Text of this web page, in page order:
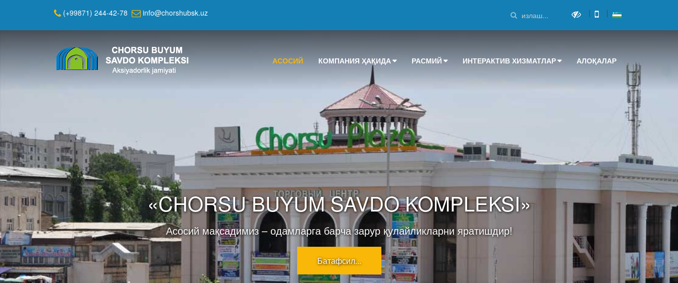
(+99871) 244-42-78 info@chorshubsk.uz | |
АСОСИЙ КОМПАНИЯ ҲАҚИДА РАСМИЙ ИНТЕРАКТИВ ХИЗМАТЛАР АЛОҚАЛАР
«CHORSU BUYUM SAVDO KOMPLEKSI»
Асосий мақсадимиз – одамларга барча зарур қулайликларни яратишдир!
Батафсил...